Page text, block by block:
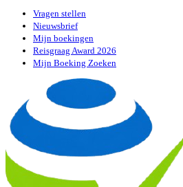
Vragen stellen
Nieuwsbrief
Mijn boekingen
Reisgraag Award 2026
Mijn Boeking Zoeken